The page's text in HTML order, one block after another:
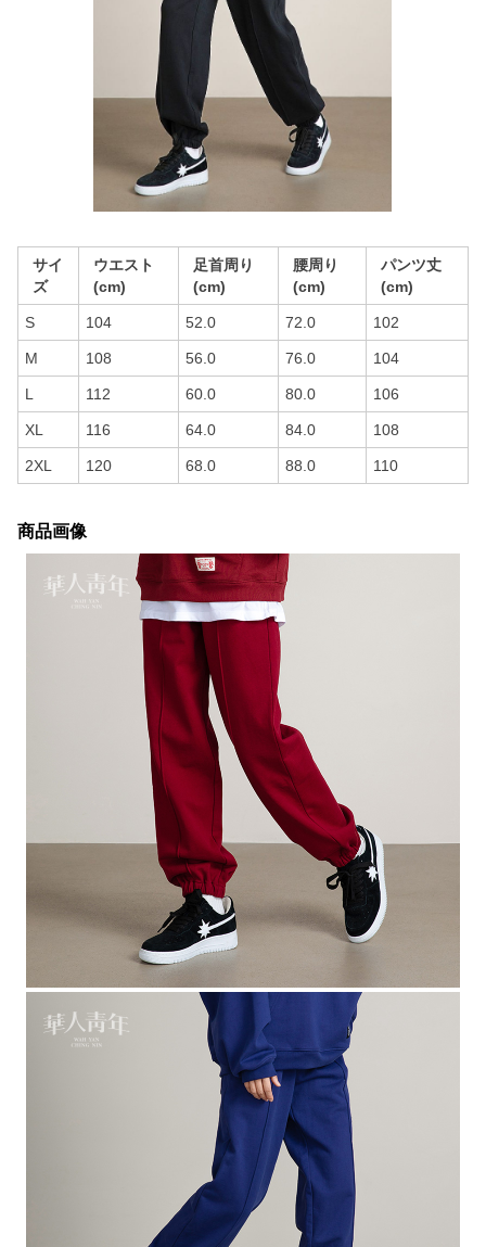
サイ
ズ
ウエスト
(cm)
足首周り
(cm)
腰周り
(cm)
パンツ丈
(cm)
S 104 52.0 72.0 102
M 108 56.0 76.0 104
L 112 60.0 80.0 106
XL 116 64.0 84.0 108
2XL 120 68.0 88.0 110
商品画像